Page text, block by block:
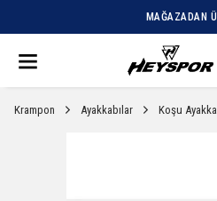
MAĞAZADAN
Krampon Ayakkabılar Koşu